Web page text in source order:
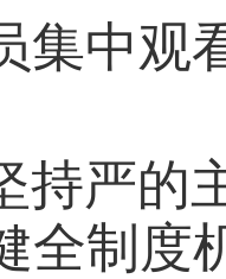
中观
持严的
全制度